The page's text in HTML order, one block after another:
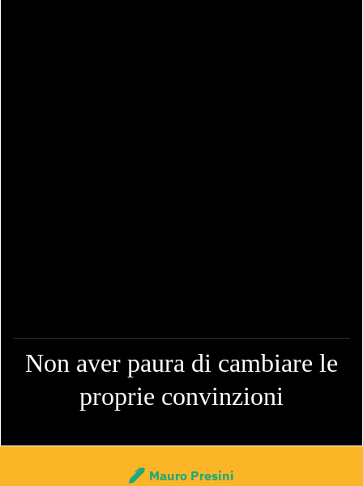
Non aver paura di cambiare le
proprie convinzioni
Mauro Presini